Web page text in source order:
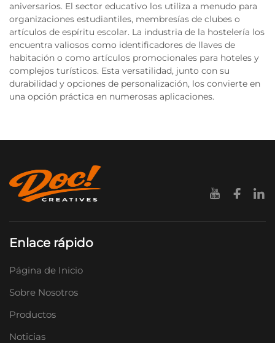
aniversarios. El sector educativo los utiliza a menudo para
organizaciones estudiantiles, membresías de clubes o
artículos de espíritu escolar. La industria de la hostelería los
encuentra valiosos como identificadores de llaves de
habitación o como artículos promocionales para hoteles y
complejos turísticos. Esta versatilidad, junto con su
durabilidad y opciones de personalización, los convierte en
una opción práctica en numerosas aplicaciones.
Enlace rápido
Página de Inicio
Sobre Nosotros
Productos
Noticias